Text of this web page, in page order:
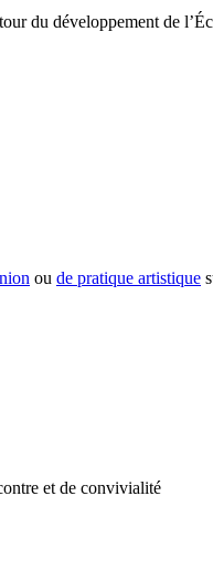
du développement de
ou de pratique artistique
et de convivialité